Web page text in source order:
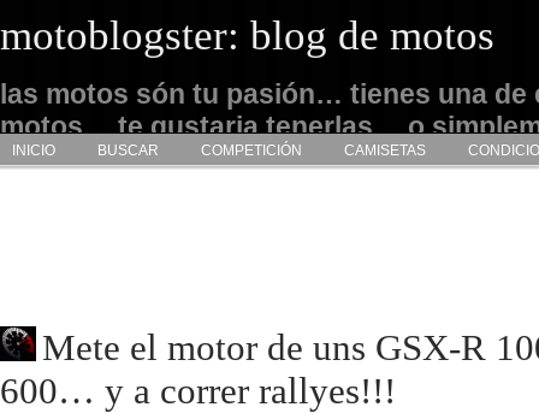
motoblogster: blog de motos
las motos són tu pasión… tienes una de
motos… te gustaria tenerlas… o
admirarlas… este es tu sitio
INICIO BUSCAR COMPETICIÓN CAMISETAS
Mete el motor de uns GSX-R
600… y a correr rallyes!!!